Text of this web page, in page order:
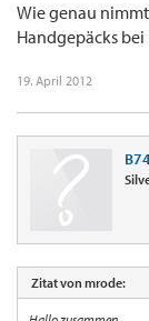
Wie genau
Handgepäcks
19. April 2012
Zitat von mrode: